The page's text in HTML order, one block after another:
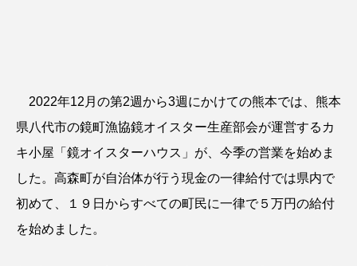
2022年12月の第2週から3週にかけての熊本では、熊本
県八代市の鏡町漁協鏡オイスター生産部会が運営するカ
キ小屋「鏡オイスターハウス」が、今季の営業を始めま
した。高森町が自治体が行う現金の一律給付では県内で
初めて、１９日からすべての町民に一律で５万円の給付
を始めました。